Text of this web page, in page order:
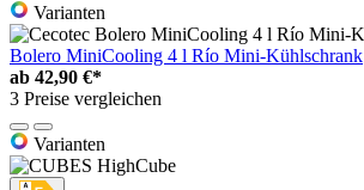
Varianten
Bolero MiniCooling 4 l Río Mini-Kühlschrank
ab 42,90 €*
3 Preise vergleichen
Varianten